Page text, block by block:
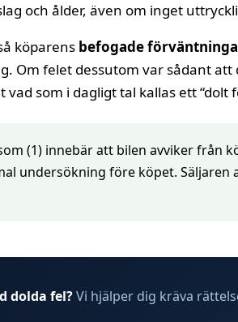
och ålder, även om inget
köparens befogade
Om felet dessutom var sådant
som i dagligt tal kallas ett “dolt
(1) innebär att bilen avviker från
undersökning före köpet. Säljaren
dolda fel?Vi hjälper dig kräva